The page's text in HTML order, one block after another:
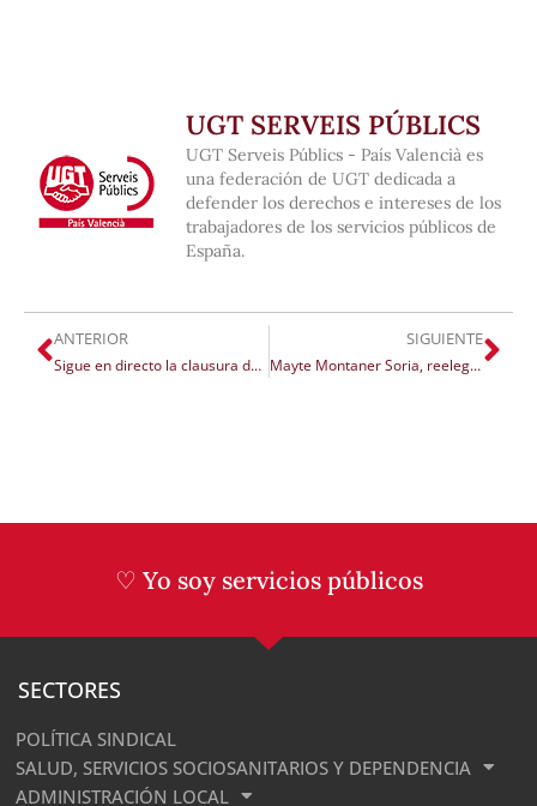
UGT SERVEIS PÚBLICS
UGT Serveis Públics - País Valencià es
una federación de UGT dedicada a
defender los derechos e intereses de los
trabajadores de los servicios públicos de
España.
ANTERIOR
Sigue en directo la clausura del II Congreso Nacional de UGT Serveis Públics PV
SIGUIENTE
Mayte Montaner Soria, reelegida secretaria general de UGT Serveis Públics con el 98% de los votos
♡ Yo soy servicios públicos
SECTORES
POLÍTICA SINDICAL
SALUD, SERVICIOS SOCIOSANITARIOS Y DEPENDENCIA
ADMINISTRACIÓN LOCAL